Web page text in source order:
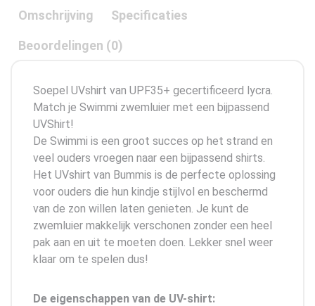
Omschrijving Specificaties
Beoordelingen (0)
Soepel UVshirt van UPF35+ gecertificeerd lycra.
Match je Swimmi zwemluier met een bijpassend
UVShirt!
De Swimmi is een groot succes op het strand en
veel ouders vroegen naar een bijpassend shirts.
Het UVshirt van Bummis is de perfecte oplossing
voor ouders die hun kindje stijlvol en beschermd
van de zon willen laten genieten. Je kunt de
zwemluier makkelijk verschonen zonder een heel
pak aan en uit te moeten doen. Lekker snel weer
klaar om te spelen dus!
De eigenschappen van de UV-shirt: